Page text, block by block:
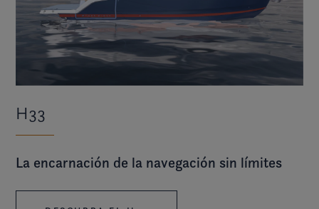
H33
La encarnación de la navegación sin límites